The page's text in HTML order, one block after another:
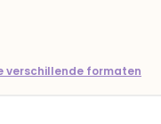
verschillende formaten